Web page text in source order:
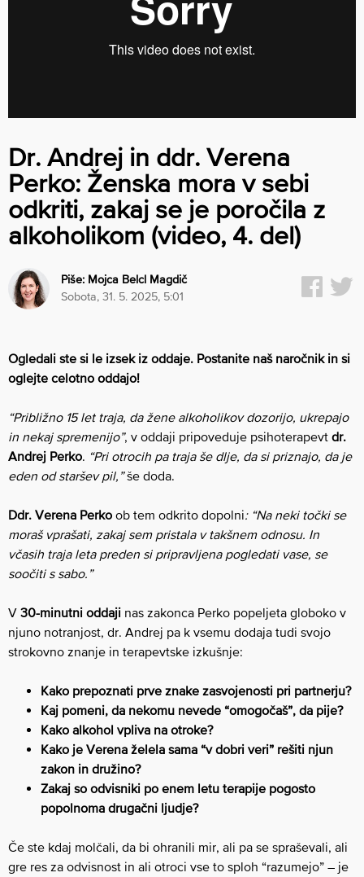
Dr. Andrej in ddr. Verena
Perko: Ženska mora v sebi
odkriti, zakaj se je poročila z
alkoholikom (video, 4. del)
Piše: Mojca Belcl Magdič
sobota, 31. 5. 2025, 5:01
Ogledali ste si le izsek iz oddaje. Postanite naš naročnik in si
oglejte celotno oddajo!
“Približno 15 let traja, da žene alkoholikov dozorijo, ukrepajo
in nekaj spremenijo”, v oddaji pripoveduje psihoterapevt dr.
Andrej Perko
“Pri otrocih pa traja še dlje, da si priznajo, da je
eden od staršev pil,”še doda.
Ddr. Verena Perko ob tem odkrito dopolni: “Na neki točki se
moraš vprašati, zakaj sem pristala v takšnem odnosu. In
včasih traja leta preden si pripravljena pogledati vase, se
soočiti s sabo.”
V 30-minutni oddaji nas zakonca Perko popeljeta globoko v
njuno notranjost, dr. Andrej pa k vsemu dodaja tudi svojo
strokovno znanje in terapevtske izkušnje:
Kako prepoznati prve znake zasvojenosti pri partnerju?
Kaj pomeni, da nekomu nevede “omogočaš”, da pije?
Kako alkohol vpliva na otroke?
Kako je Verena želela sama “v dobri veri” rešiti njun
zakon in družino?
Zakaj so odvisniki po enem letu terapije pogosto
popolnoma drugačni ljudje?
Če ste kdaj molčali, da bi ohranili mir, ali pa se spraševali, ali
gre res za odvisnost in ali otroci vse to sploh “razumejo” – je